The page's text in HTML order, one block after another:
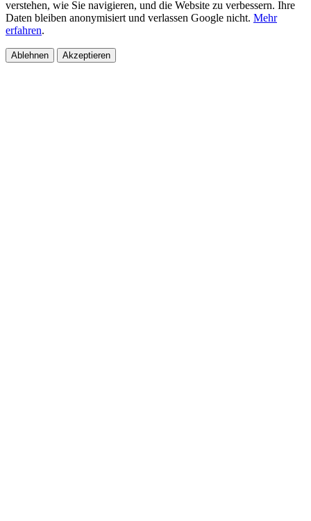
verstehen, wie Sie navigieren, und die Website zu verbessern. Ihre
Daten bleiben anonymisiert und verlassen Google nicht. Mehr
erfahren.
Ablehnen Akzeptieren